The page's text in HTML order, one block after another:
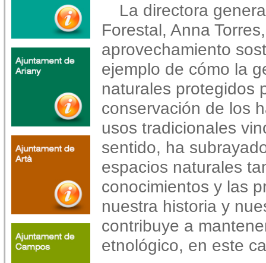
La directora
Forestal, Anna
aprovechamiento
ejemplo de cómo la
naturales protegidos
conservación de los
usos tradicionales
sentido, ha
espacios naturales
conocimientos y las
nuestra historia y
contribuye a
etnológico, en este